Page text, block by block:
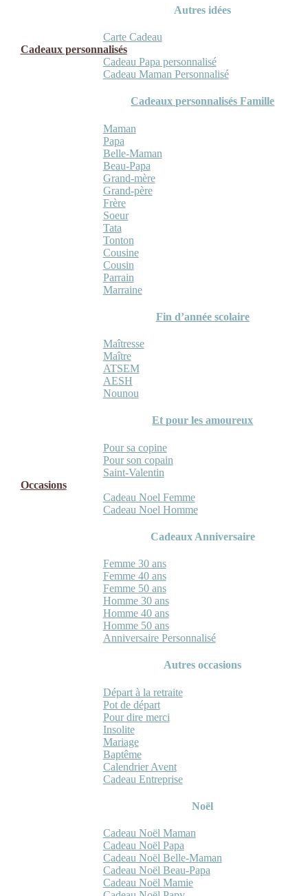
Autres idées
Carte Cadeau
Cadeaux personnalisés
Cadeau Papa personnalisé
Cadeau Maman Personnalisé
Cadeaux personnalisés Famille
Maman
Papa
Belle-Maman
Beau-Papa
Grand-mère
Grand-père
Frère
Soeur
Tata
Tonton
Cousine
Cousin
Parrain
Marraine
Fin d’année scolaire
Maîtresse
Maître
ATSEM
AESH
Nounou
Et pour les amoureux
Pour sa copine
Pour son copain
Saint-Valentin
Occasions
Cadeau Noel Femme
Cadeau Noel Homme
Cadeaux Anniversaire
Femme 30 ans
Femme 40 ans
Femme 50 ans
Homme 30 ans
Homme 40 ans
Homme 50 ans
Anniversaire Personnalisé
Autres occasions
Départ à la retraite
Pot de départ
Pour dire merci
Insolite
Mariage
Baptême
Calendrier Avent
Cadeau Entreprise
Noël
Cadeau Noël Maman
Cadeau Noël Papa
Cadeau Noël Belle-Maman
Cadeau Noël Beau-Papa
Cadeau Noël Mamie